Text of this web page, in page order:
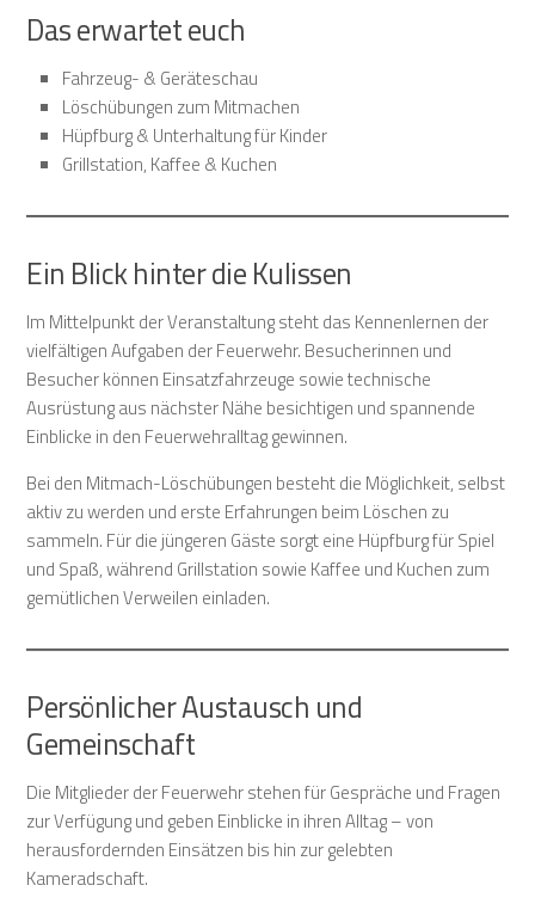
Das erwartet euch
Fahrzeug- & Geräteschau
Löschübungen zum Mitmachen
Hüpfburg & Unterhaltung für Kinder
Grillstation, Kaffee & Kuchen
Ein Blick hinter die Kulissen
Im Mittelpunkt der Veranstaltung steht das Kennenlernen der
vielfältigen Aufgaben der Feuerwehr. Besucherinnen und
Besucher können Einsatzfahrzeuge sowie technische
Ausrüstung aus nächster Nähe besichtigen und spannende
Einblicke in den Feuerwehralltag gewinnen.
Bei den Mitmach-Löschübungen besteht die Möglichkeit, selbst
aktiv zu werden und erste Erfahrungen beim Löschen zu
sammeln. Für die jüngeren Gäste sorgt eine Hüpfburg für Spiel
und Spaß, während Grillstation sowie Kaffee und Kuchen zum
gemütlichen Verweilen einladen.
Persönlicher Austausch und
Gemeinschaft
Die Mitglieder der Feuerwehr stehen für Gespräche und Fragen
zur Verfügung und geben Einblicke in ihren Alltag – von
herausfordernden Einsätzen bis hin zur gelebten
Kameradschaft.